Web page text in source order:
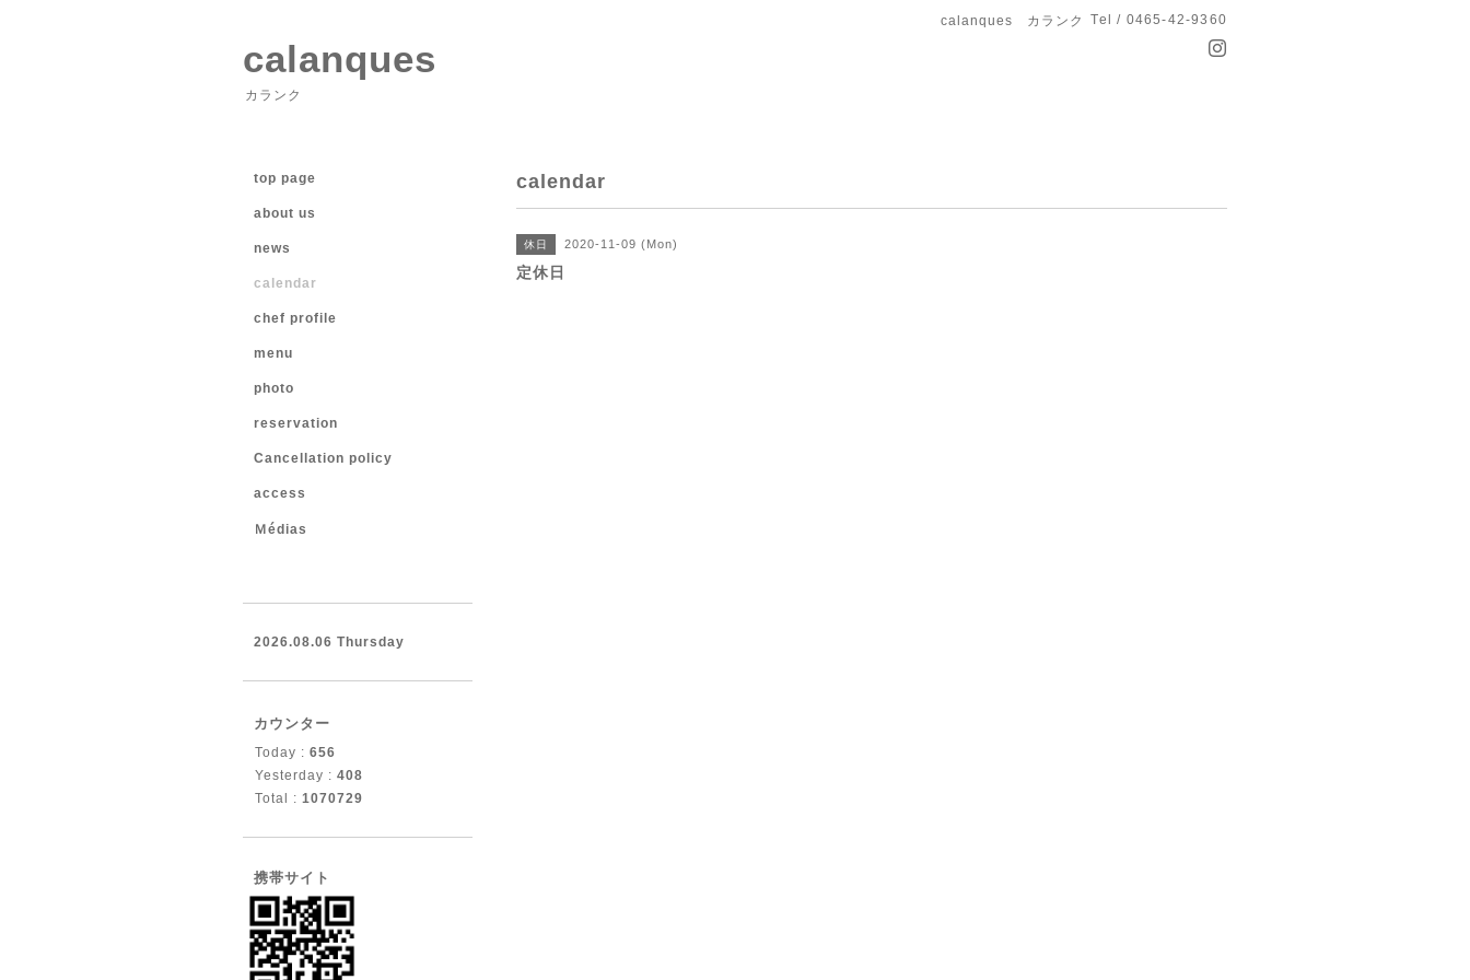
calanques カランク Tel / 0465-42-9360
calanques
カランク
calendar
休日 2020-11-09 (Mon)
定休日
top page
about us
news
calendar
chef profile
menu
photo
reservation
Cancellation policy
access
Ｍédias
2026.08.06 Thursday
カウンター
Today : 656
Yesterday : 408
Total : 1070729
携帯サイト